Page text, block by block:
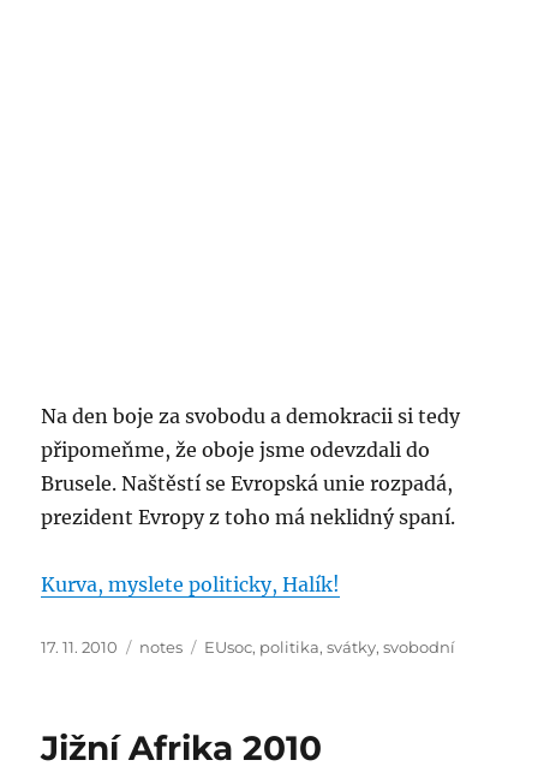
Na den boje za svobodu a demokracii si tedy
připomeňme, že oboje jsme odevzdali do
Brusele. Naštěstí se Evropská unie rozpadá,
prezident Evropy z toho má neklidný spaní.
Kurva, myslete politicky, Halík!
Posted
17. 11. 2010 Categories
notes Tags
EUsoc, politika,svátky,svobodní
Jižní Afrika 2010